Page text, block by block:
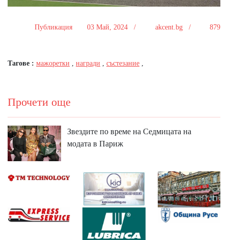
Публикация 03 Май, 2024 / akcent.bg / 879
Тагове : мажоретки , награди , състезание ,
Прочети още
Звездите по време на Седмицата на
модата в Париж